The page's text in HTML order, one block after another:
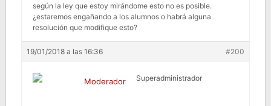
según la ley que estoy mirándome esto no es posible.
¿estaremos engañando a los alumnos o habrá alguna
resolución que modifique esto?
19/01/2018 a las 16:36 #200
Moderador Superadministrador